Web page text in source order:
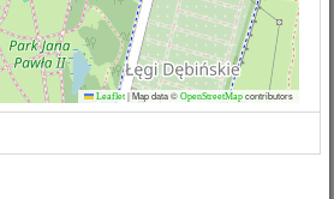
Leaflet |Map data © OpenStreetMapcontributors